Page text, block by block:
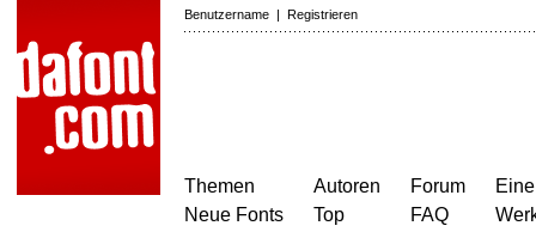
Benutzername | Registrieren
Themen
Neue Fonts
Autoren
Top
Forum
FAQ